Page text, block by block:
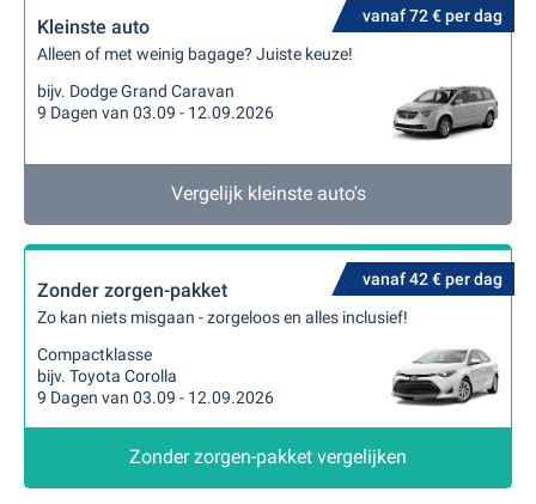
vanaf 72 € per dag
Kleinste auto
Alleen of met weinig bagage? Juiste keuze!
bijv. Dodge Grand Caravan
9 Dagen van 03.09 - 12.09.2026
Vergelijk kleinste auto's
vanaf 42 € per dag
Zonder zorgen-pakket
Zo kan niets misgaan - zorgeloos en alles inclusief!
Compactklasse
bijv. Toyota Corolla
9 Dagen van 03.09 - 12.09.2026
Zonder zorgen-pakket vergelijken